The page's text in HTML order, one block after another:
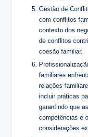
Gestão de
com conflitos
contexto dos
de conflitos
coesão familiar.
familiares
relações
incluir práticas
garantindo que
competências e
considerações